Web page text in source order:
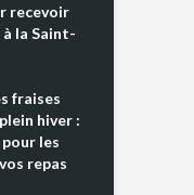
recevoir
à la Saint-
fraises
hiver :
les
repas